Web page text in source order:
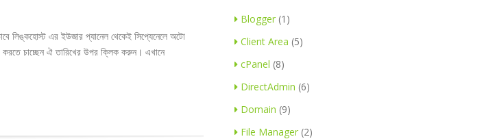
এর ইউজার প্যানেল থেকেই সিপ্যেনেলে অটো
করতে চাচ্ছেন ঐ তারিখের উপর ক্লিক করুন। এখানে
Blogger(1)
Client Area (5)
cPanel (8)
DirectAdmin (6)
Domain (9)
File Manager(2)